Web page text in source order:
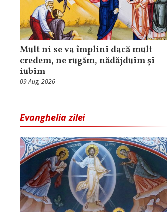
Mult ni se va împlini dacă mult
credem, ne rugăm, nădăjduim și
iubim
09 Aug, 2026
Evanghelia zilei